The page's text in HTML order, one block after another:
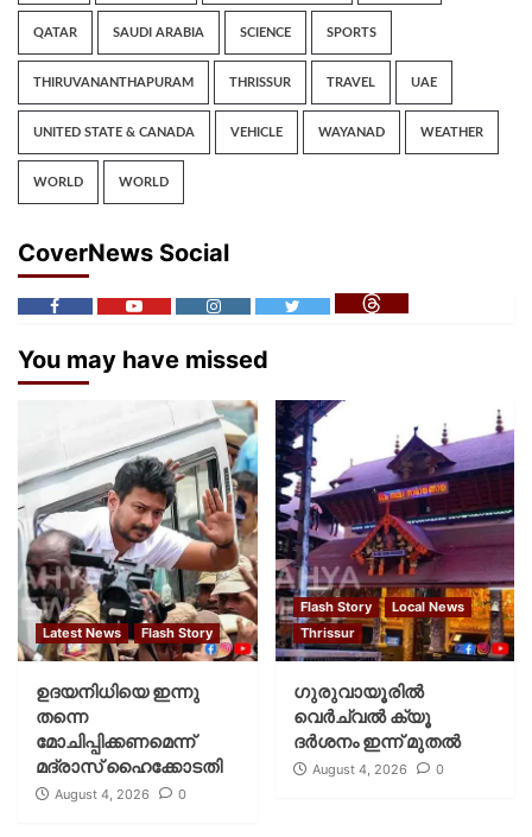
QATAR SAUDI ARABIA SCIENCE SPORTS
THIRUVANANTHAPURAM THRISSUR TRAVEL UAE
UNITED STATE & CANADA VEHICLE WAYANAD WEATHER
WORLD WORLD
CoverNews Social
You may have missed
Latest News Flash Story
ഉദയനിധിയെ ഇന്നു
തന്നെ
മോചിപ്പിക്കണമെന്ന്
മദ്രാസ് ഹൈക്കോടതി
August 4, 2026 0
Flash Story
Local News
Thrissur
ഗുരുവായൂരില്‍
വെര്‍ച്വല്‍ ക്യൂ
ദര്‍ശനം ഇന്ന് മുതല്‍
August 4, 2026 0